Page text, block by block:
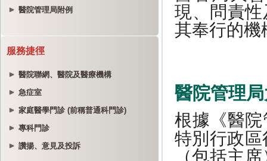
醫院管理局附例
服務捷徑
醫院聯網、醫院及醫療機構
急症室
家庭醫學門診 (前稱普通科門診)
專科門診
讚揚、意見及投訴